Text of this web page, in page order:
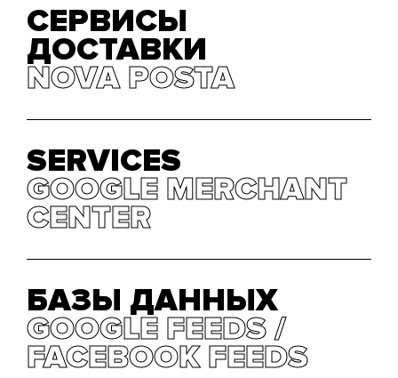
СЕРВИСЫ
ДОСТАВКИ
NOVA POSTA
NOVA POSTA
SERVICES
GOOGLE MERCHANT
CENTER
GOOGLE MERCHANT
CENTER
БАЗЫ ДАННЫХ
GOOGLE FEEDS
GOOGLE FEEDS
FACEBOOK FEEDS
FACEBOOK FEEDS